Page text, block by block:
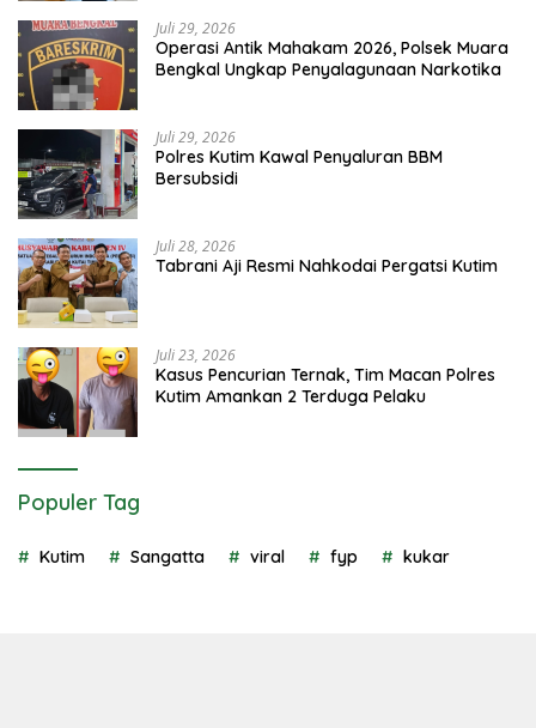
Juli 29, 2026
Operasi Antik Mahakam 2026, Polsek Muara
Bengkal Ungkap Penyalagunaan Narkotika
Juli 29, 2026
Polres Kutim Kawal Penyaluran BBM
Bersubsidi
Juli 28, 2026
Tabrani Aji Resmi Nahkodai Pergatsi Kutim
Juli 23, 2026
Kasus Pencurian Ternak, Tim Macan Polres
Kutim Amankan 2 Terduga Pelaku
Populer Tag
Kutim Sangatta viral fyp kukar